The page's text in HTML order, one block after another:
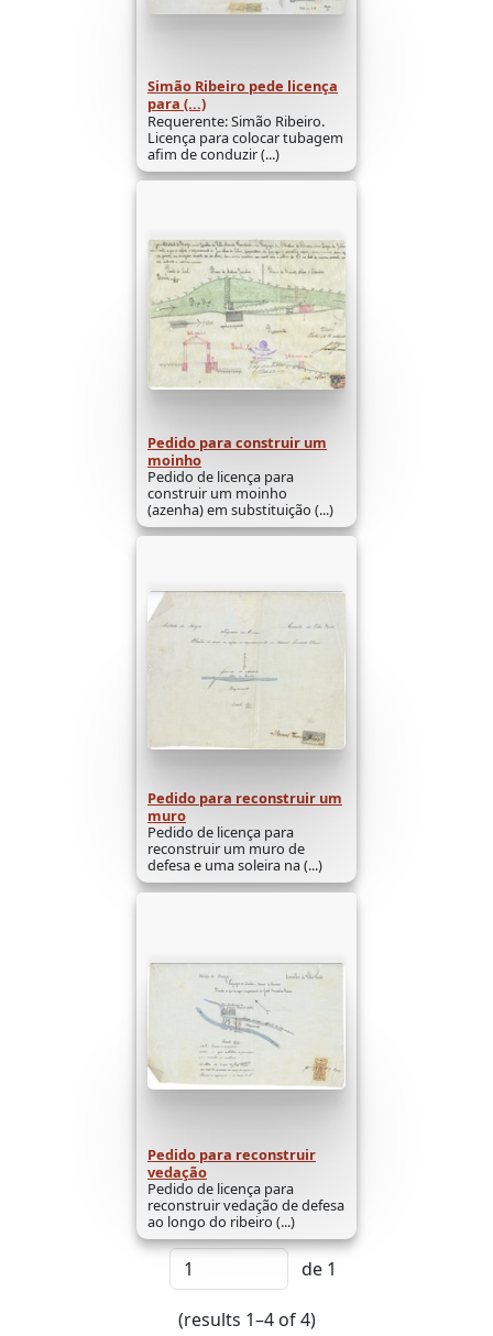
Simão Ribeiro pede licença
para (...)
Requerente: Simão Ribeiro.
Licença para colocar tubagem
afim de conduzir (...)
Pedido para construir um
moinho
Pedido de licença para
construir um moinho
(azenha) em substituição (...)
Pedido para reconstruir um
muro
Pedido de licença para
reconstruir um muro de
defesa e uma soleira na (...)
Pedido para reconstruir
vedação
Pedido de licença para
reconstruir vedação de defesa
ao longo do ribeiro (...)
de 1
(results 1–4 of 4)